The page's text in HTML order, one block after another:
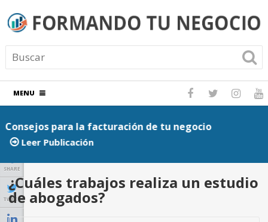
MENU
Consejos para la facturación de tu negocio
Leer Publicación
SHARE
TWEET
¿Cuáles trabajos realiza un estudio
de abogados?